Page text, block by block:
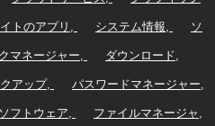
トのアプリ システム情報 ソ
マネージャー ダウンロード
アップ パスワードマネージャー
フトウェア ファイルマネージャ